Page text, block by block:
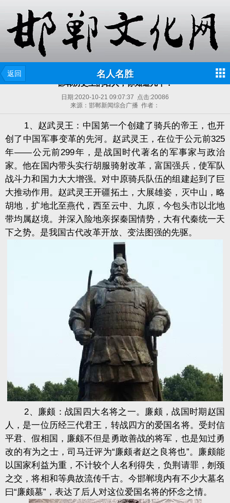
返回 名人名胜
邯郸历史上的名人，你知道几个？
日期:2020-10-21 09:07:37 点击:20086
来源：邯郸新闻综合广播 作者：
1、赵武灵王：中国第一个创建了骑兵的帝王，也开
创了中国军事变革的先河。赵武灵王，在位于公元前325
年——公元前299年，是战国时代著名的军事家与政治
家。他在国内带头实行胡服骑射改革，富国强兵，使军队
战斗力和国力大大增强。对中原骑兵队伍的组建起到了巨
大推动作用。赵武灵王开疆拓土，大展雄姿，灭中山，略
胡地，扩地北至燕代，西至云中、九原，今包头市以北地
带均属赵境。并深入险地亲探秦国情势，大有代秦统一天
下之势。是我国古代改革开放、变法图强的先驱。
2、廉颇：战国四大名将之一。廉颇，战国时期赵国
人，是一位历经三代君王，转战四方的爱国名将。受封信
平君、假相国，廉颇不但是勇敢善战的将军，也是知过勇
改的有为之士，司马迁评为“廉颇者赵之良将也”。廉颇能
以国家利益为重，不计较个人名利得失，负荆请罪，刎颈
之交，将相和等典故流传千古。今邯郸境内有不少大墓名
曰“廉颇墓”，表达了后人对这位爱国名将的怀念之情。